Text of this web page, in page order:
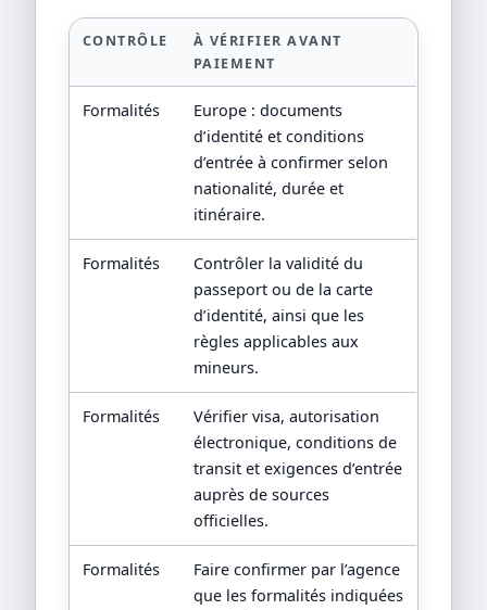
CONTRÔLE
À VÉRIFIER AVANT
PAIEMENT
Formalités
Europe : documents
d’identité et conditions
d’entrée à confirmer selon
nationalité, durée et
itinéraire.
Formalités
Contrôler la validité du
passeport ou de la carte
d’identité, ainsi que les
règles applicables aux
mineurs.
Formalités
Vérifier visa, autorisation
électronique, conditions de
transit et exigences d’entrée
auprès de sources
officielles.
Formalités
Faire confirmer par l’agence
que les formalités indiquées